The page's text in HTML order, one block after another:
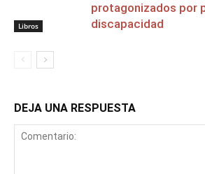
Libros
protagonizados por
discapacidad
DEJA UNA RESPUESTA